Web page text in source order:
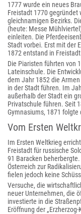
1777 wurde ein neues
Freistadt 1770 gegründet
gleichnamigen Bezirks.
(heute: Messe
einleiten. Die
Stadt vorbei. Erst mit der
1872 entstand in
Die Piaristen führten von
Lateinschule. Die
dem Jahr 1852 die
in der Stadt führen. Im
außerhalb der Stadt ein
Privatschule führen. Seit
Gymnasiums, 1871 folgte
Vom Ersten
Im Ersten Weltkrieg
Freistadt für russische
91 Baracken
Österreich zur
fielen jedoch keine
Versuche, die
neuer Unternehmen, die
investierte in die
Eröffnung der